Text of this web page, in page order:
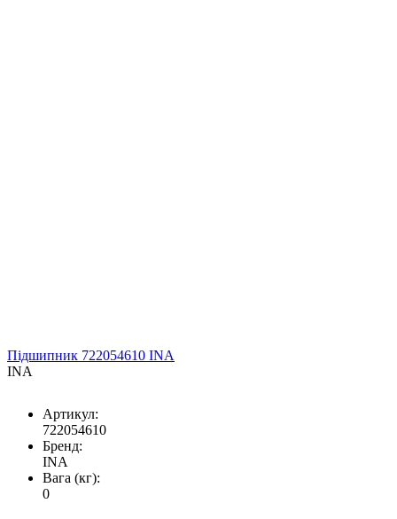
Підшипник 722054610 INA
INA
Артикул:
722054610
Бренд:
INA
Вага (кг):
0